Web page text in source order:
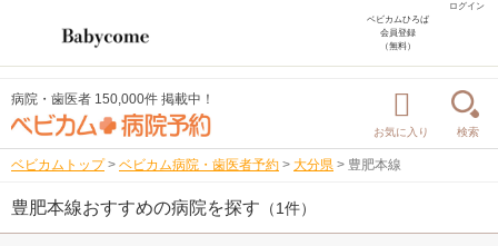
ログイン
ベビカムひろば
会員登録
（無料）
病院・歯医者 150,000件 掲載中！
お気に入り 検索
ベビカムトップ > ベビカム病院・歯医者予約 > 大分県 > 豊肥本線
豊肥本線おすすめの病院を探す （1件）